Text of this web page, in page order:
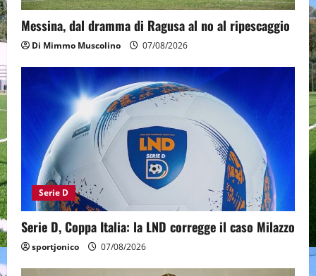
Messina, dal dramma di Ragusa al no al ripescaggio
Di Mimmo Muscolino 07/08/2026
Serie D
Serie D, Coppa Italia: la LND corregge il caso Milazzo
sportjonico 07/08/2026